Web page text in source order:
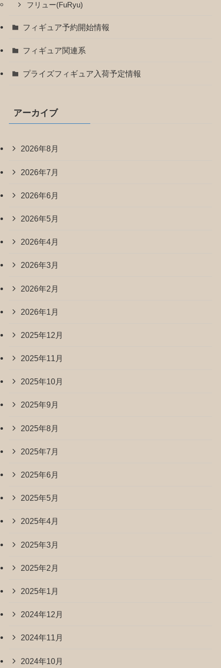
フリュー(FuRyu)
フィギュア予約開始情報
フィギュア関連系
プライズフィギュア入荷予定情報
アーカイブ
2026年8月
2026年7月
2026年6月
2026年5月
2026年4月
2026年3月
2026年2月
2026年1月
2025年12月
2025年11月
2025年10月
2025年9月
2025年8月
2025年7月
2025年6月
2025年5月
2025年4月
2025年3月
2025年2月
2025年1月
2024年12月
2024年11月
2024年10月